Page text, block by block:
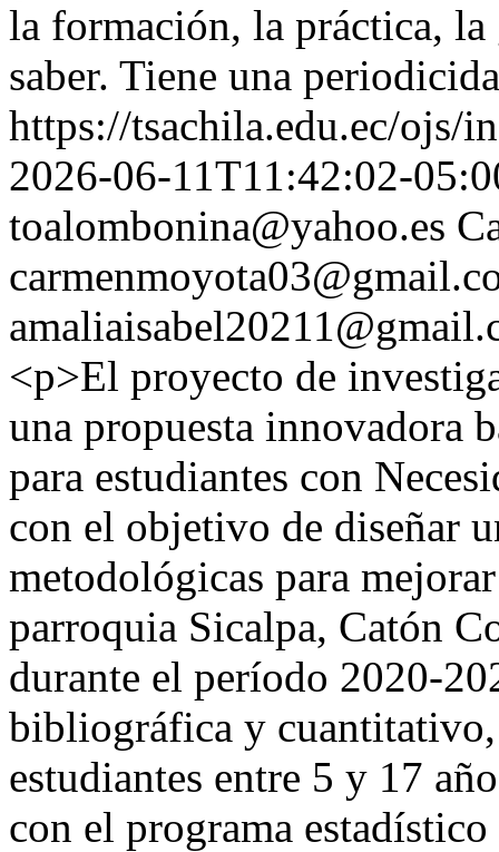
la formación, la práctica, la
saber. Tiene una
https://tsachila.edu.ec/ojs/
2026-06-11T11:42:02-
toalombonina@yahoo.es
<p>El proyecto de
una propuesta innovadora
para estudiantes con
con el objetivo de diseñar
metodológicas para
parroquia Sicalpa, Catón
durante el período 2020-
bibliográfica y
estudiantes entre 5 y 17
con el programa